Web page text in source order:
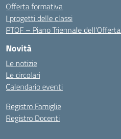
Offerta formativa
I progetti delle classi
PTOF – Piano Triennale
Novità
Le notizie
Le circolari
Calendario eventi
Registro Famiglie
Registro Docenti